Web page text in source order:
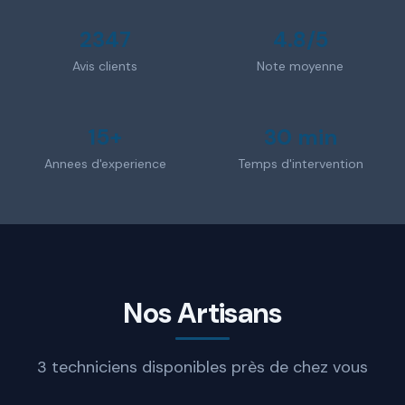
2347
Avis clients
4.8/5
Note moyenne
15+
Annees d'experience
30 min
Temps d'intervention
Nos Artisans
3 techniciens disponibles près de chez vous